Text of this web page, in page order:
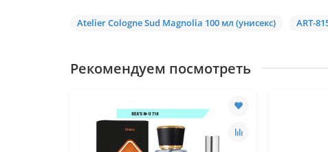
Atelier Cologne Sud Magnolia 100 мл (унисекс) ART-
Рекомендуем посмотреть